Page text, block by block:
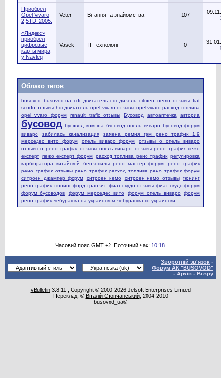
Приобрел
Opel Vivaro
2,5TDI 2005.
Veter Вітання та знайомства 107
«Яндекс»
приобрел
цифровые
карты мира
у Navteq
Vasek IT технологіі 0
Облако тегов
busovod busovod.ua cdi двигатель cdi дизель citroen nemo отзывы fiat
scudo отзывы hdi двигатель opel vivaro отзывы opel vivaro расход топлива
opel vivaro форум
renault trafic отзывы Бусовод автоаптечка авториа
бусовод бусовод ком юа бусовод опель виваро бусовод форум
виваро
забилась канализация
замена ремня грм рено трафик 1.9
мерседес вито форум
опель виваро форум
отзывы о опель виваро
отзывы о рено трафик отзывы опель виваро отзывы рено трафик пежо
експерт пежо експерт форум расход топлива рено трафик регулировка
карбюратора китайской бензопилы
рено мастер форум
рено трафик
рено трафик отзывы рено трафик расход топлива рено трафик форум
ситроен джампер форум
ситроен немо ситроен немо отзывы тюнинг
рено трафик тюнинг форд транзит фиат скудо отзывы фиат скудо форум
форум бусоводов
форум мерседес вито форум опель виваро
форум
рено трафик чебурашка на украинском чебурашка по украински
Часовий пояс GMT +2. Поточний час: 10:18.
Зворотній зв'язок -
Форум АК "BUSOVOD"
- Архів - Вгору
vBulletin3.8.11 ; Copyright © 2000-2026 Jelsoft Enterprises Limited
Переклад: © Віталій Стопчанський, 2004-2010
busovod_ua©